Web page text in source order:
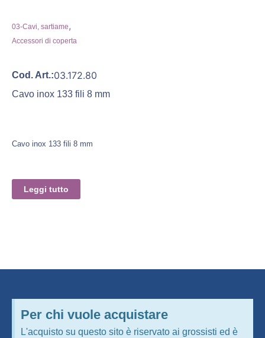
03-Cavi, sartiame,
Accessori di coperta
Cod. Art.:03.172.80
Cavo inox 133 fili 8 mm
Cavo inox 133 fili 8 mm
Leggi tutto
Per chi vuole acquistare
L'acquisto su questo sito è riservato ai grossisti ed è